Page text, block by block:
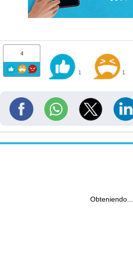
4
1 1
Obteniendo...